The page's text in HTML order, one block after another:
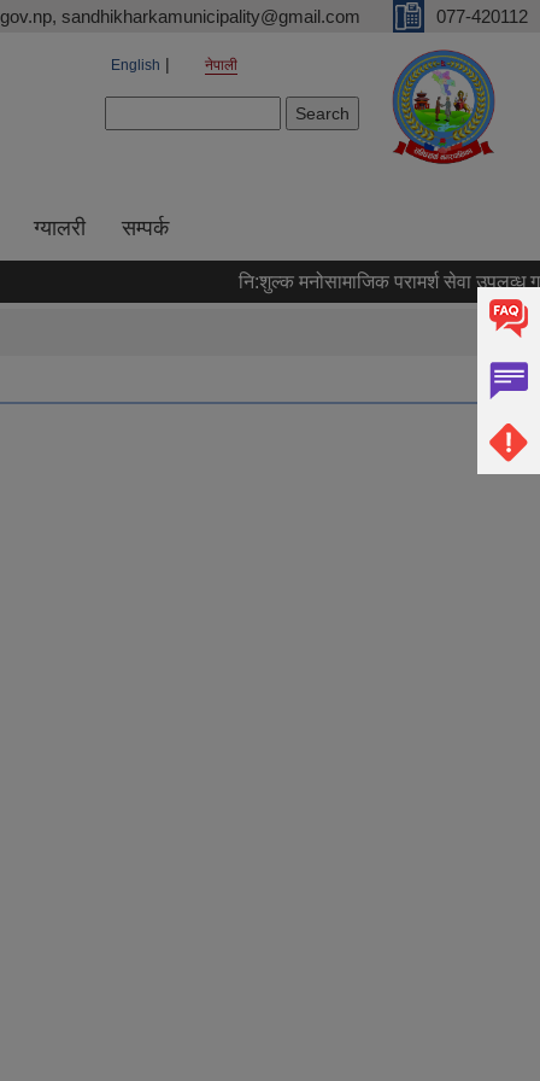
sandhikharkamunicipality@gmail.com 077-420112
English नेपाली
ग्यालरी सम्पर्क
नि:शुल्क मनोसामाजिक परामर्श सेवा उपलव्ध